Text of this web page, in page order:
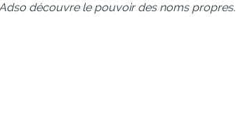
découvre le pouvoir des noms propres.